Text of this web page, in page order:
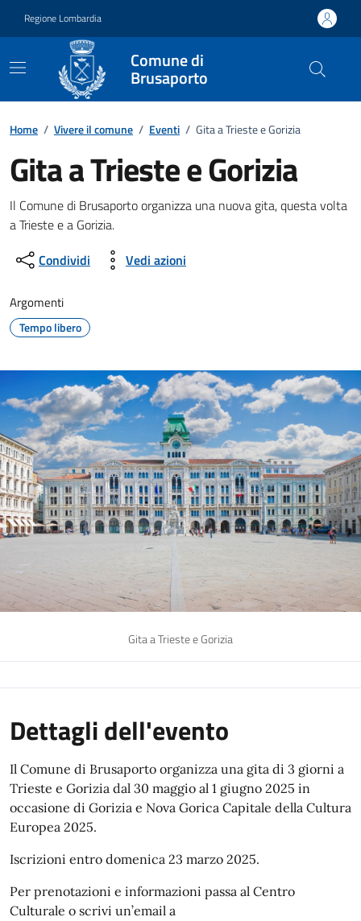
Regione Lombardia
Comune di
Brusaporto
Home / Vivere il comune / Eventi / Gita a Trieste e Gorizia
Gita a Trieste e Gorizia
Dettagli della notizia
Il Comune di Brusaporto organizza una nuova gita, questa volta
a Trieste e a Gorizia.
Condividi
Vedi azioni
Argomenti
Tempo libero
Gita a Trieste e Gorizia
Dettagli dell'evento
Il Comune di Brusaporto organizza una gita di 3 giorni a
Trieste e Gorizia dal 30 maggio al 1 giugno 2025 in
occasione di Gorizia e Nova Gorica Capitale della Cultura
Europea 2025.
Iscrizioni entro domenica 23 marzo 2025.
Per prenotazioni e informazioni passa al Centro
Culturale o scrivi un’email a